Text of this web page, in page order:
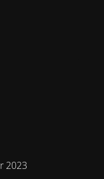
2023